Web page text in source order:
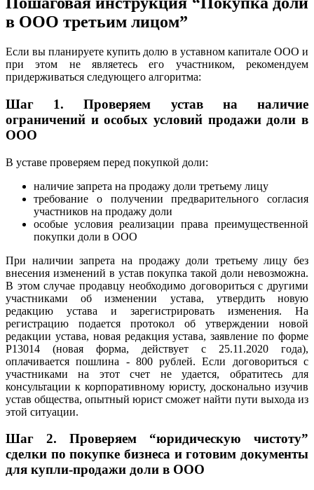
в ООО третьим лицом”
Если вы планируете купить долю в уставном капитале ООО и
при этом не являетесь его участником, рекомендуем
придерживаться следующего алгоритма:
Шаг 1.Проверяем устав на наличие
ограничений и особых условий продажи доли в
ООО
В уставе проверяем перед покупкой доли:
наличие запрета на продажу доли третьему лицу
требование о получении предварительного согласия
участников на продажу доли
особые условия реализации права преимущественной
покупки доли в ООО
При наличии запрета на продажу доли третьему лицу без
внесения изменений в устав покупка такой доли невозможна.
В этом случае продавцу необходимо договориться с другими
участниками об изменении устава, утвердить новую
редакцию устава и зарегистрировать изменения. На
регистрацию подается протокол об утверждении новой
редакции устава, новая редакция устава, заявление по форме
Р13014 (новая форма, действует с 25.11.2020 года),
оплачивается пошлина - 800 рублей. Если договориться с
участниками на этот счет не удается, обратитесь для
консультации к корпоративному юристу, досконально изучив
устав общества, опытный юрист сможет найти пути выхода из
этой ситуации.
Шаг 2. Проверяем “юридическую чистоту”
сделки по покупке бизнеса и готовим документы
для купли-продажи доли в ООО